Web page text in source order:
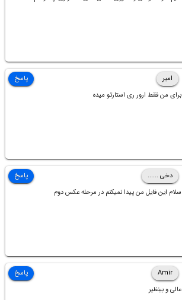
امیر
برای من فقط ارور ری استارتو میده
پاسخ
دخی ......
سلام این فایل من پیدا نمیکنم در مرحله عکس دوم
پاسخ
Amir
عالی و بینظیر
پاسخ